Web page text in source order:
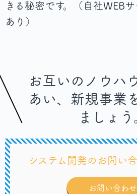
きる秘密です。（自社WEB
あり）
お互いのノウハ
あい、新規事業
ましょう
システム開発のお問い
お問い合わせ